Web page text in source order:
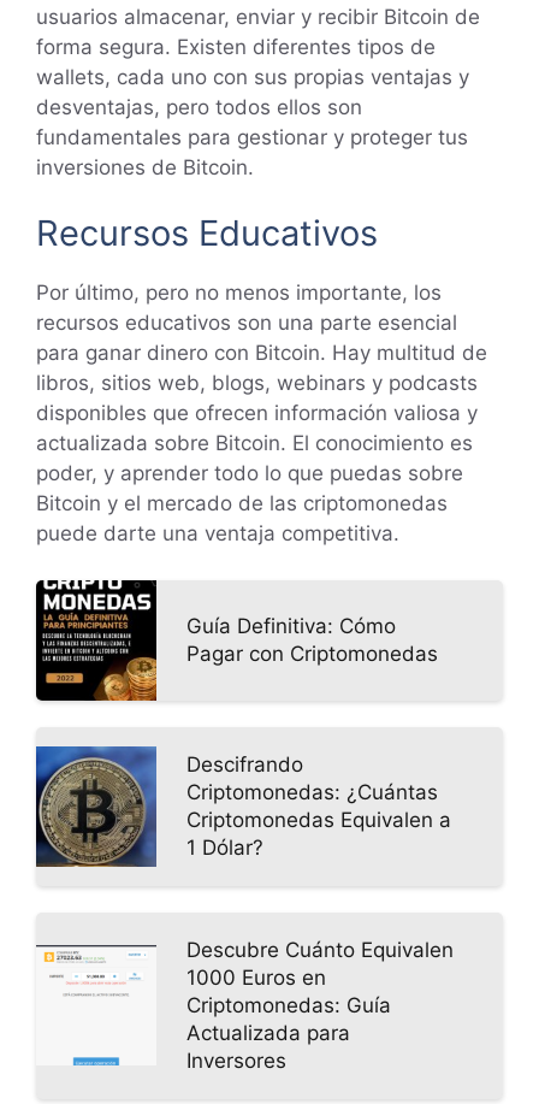
usuarios almacenar, enviar y recibir Bitcoin de
forma segura. Existen diferentes tipos de
wallets, cada uno con sus propias ventajas y
desventajas, pero todos ellos son
fundamentales para gestionar y proteger tus
inversiones de Bitcoin.
Recursos Educativos
Por último, pero no menos importante, los
recursos educativos son una parte esencial
para ganar dinero con Bitcoin. Hay multitud de
libros, sitios web, blogs, webinars y podcasts
disponibles que ofrecen información valiosa y
actualizada sobre Bitcoin. El conocimiento es
poder, y aprender todo lo que puedas sobre
Bitcoin y el mercado de las criptomonedas
puede darte una ventaja competitiva.
Guía Definitiva: Cómo
Pagar con Criptomonedas
Descifrando
Criptomonedas: ¿Cuántas
Criptomonedas Equivalen a
1 Dólar?
Descubre Cuánto Equivalen
1000 Euros en
Criptomonedas: Guía
Actualizada para
Inversores